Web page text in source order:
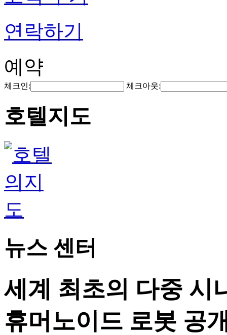
연락하기
예약
체크인: 체크아웃:
호텔지도
뉴스 센터
세계 최초의 다중 시
휴머노이드 로봇 공